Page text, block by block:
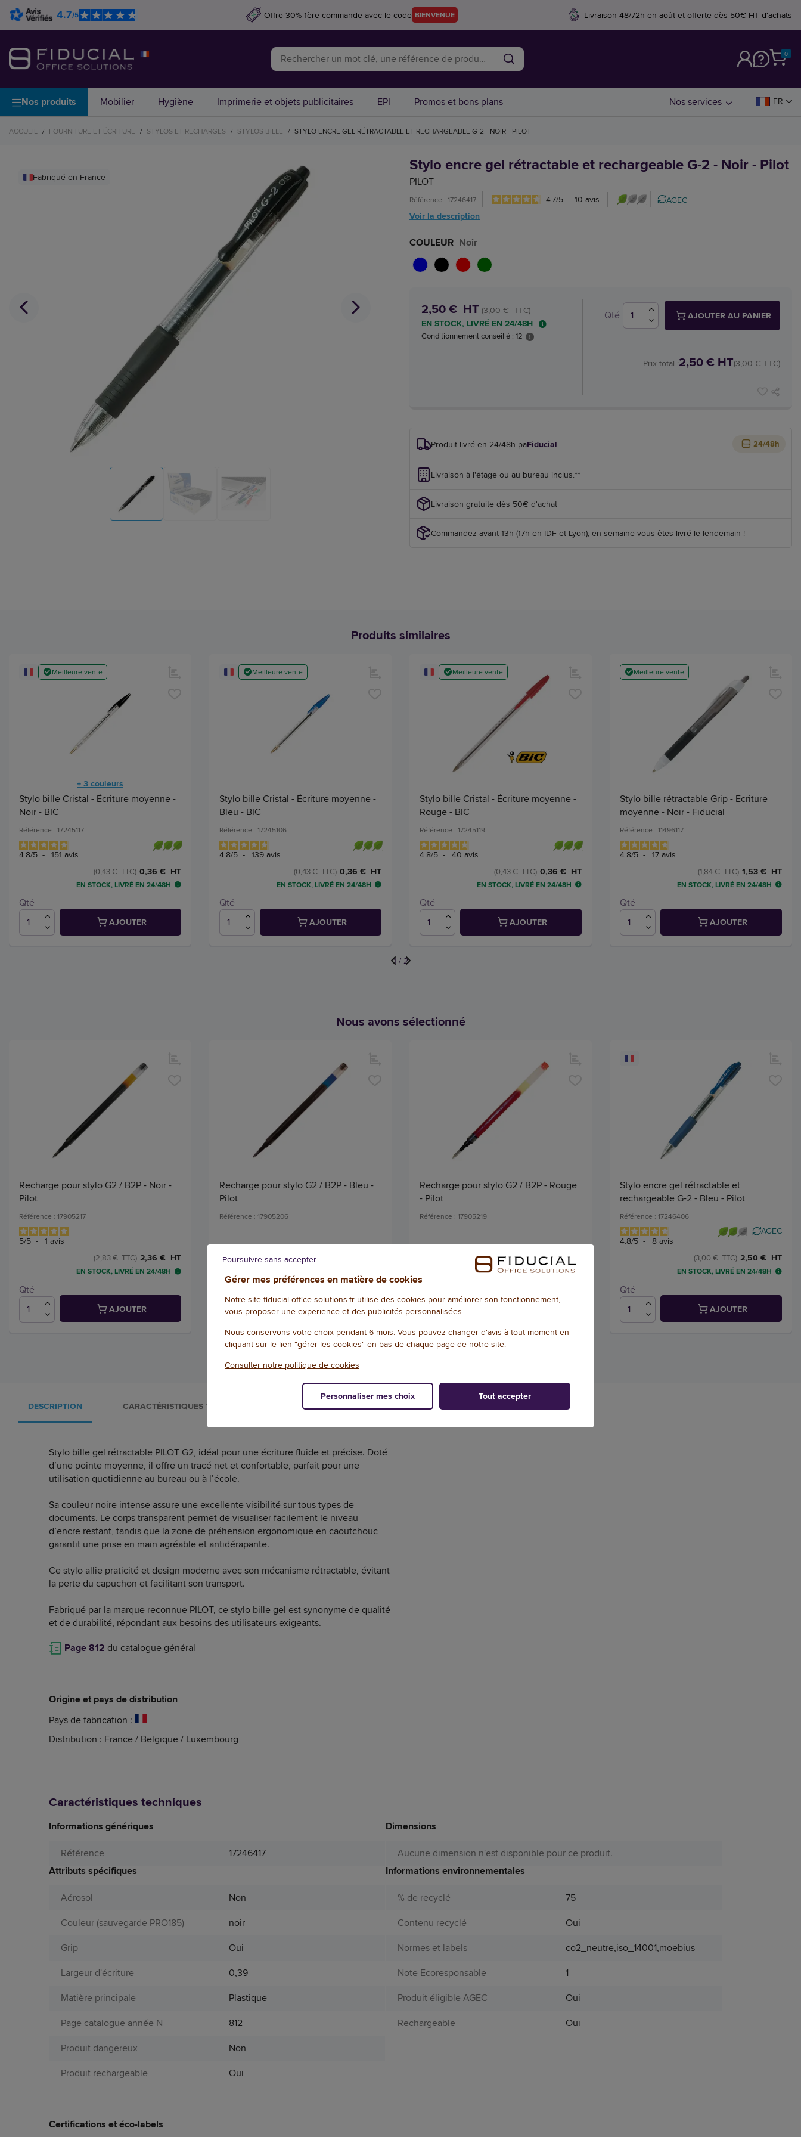
4.7/5 Offre 30% 1ère commande avec le code BIENVENUE Livraison 48/72h en août et offerte dès 50€ HT d'achats
0
Nos produits Mobilier Hygiène Imprimerie et objets publicitaires EPI Promos et bons plans Nos services FR
ACCUEIL / FOURNITURE ET ÉCRITURE / STYLOS ET RECHARGES / STYLOS BILLE / STYLO ENCRE GEL RÉTRACTABLE ET RECHARGEABLE G-2 - NOIR - PILOT
Fabriqué en France
Stylo encre gel rétractable et rechargeable G-2 - Noir - Pilot
PILOT
Référence : 17246417 4.7/5 - 10 avis
AGEC
Voir la description
COULEUR Noir
2,50 € HT (3,00 € TTC)
EN STOCK, LIVRÉ EN 24/48H
Conditionnement conseillé : 12
Qté AJOUTER AU PANIER
Prix total :2,50 € HT(3,00 € TTC)
Produit livré en 24/48h parFiducial 24/48h
Livraison à l'étage ou au bureau inclus.**
Livraison gratuite dès 50€ d'achat
Commandez avant 13h (17h en IDF et Lyon), en semaine vous êtes livré le lendemain !
Produits similaires
Meilleure vente
+ 3 couleurs
Stylo bille Cristal - Écriture moyenne -
Noir - BIC
Référence : 17245117
4.8/5 - 151 avis
0,36 € HT
(0,43 € TTC)
EN STOCK, LIVRÉ EN 24/48H
Qté
AJOUTER
Meilleure vente
Stylo bille Cristal - Écriture moyenne -
Bleu - BIC
Référence : 17245106
4.8/5 - 139 avis
0,36 € HT
(0,43 € TTC)
EN STOCK, LIVRÉ EN 24/48H
Qté
AJOUTER
Meilleure vente
Stylo bille Cristal - Écriture moyenne -
Rouge - BIC
Référence : 17245119
4.8/5 - 40 avis
0,36 € HT
(0,43 € TTC)
EN STOCK, LIVRÉ EN 24/48H
Qté
AJOUTER
Meilleure vente
Stylo bille rétractable Grip - Ecriture
moyenne - Noir - Fiducial
Référence : 11496117
4.8/5 - 17 avis
1,53 € HT
(1,84 € TTC)
EN STOCK, LIVRÉ EN 24/48H
Qté
AJOUTER
1 / 2
Nous avons sélectionné
Recharge pour stylo G2 / B2P - Noir -
Pilot
Référence : 17905217
5/5 - 1 avis
2,36 € HT
(2,83 € TTC)
EN STOCK, LIVRÉ EN 24/48H
Qté
AJOUTER
Recharge pour stylo G2 / B2P - Bleu -
Pilot
Référence : 17905206
(2,83 € TTC)
AJOUTER
Recharge pour stylo G2 / B2P - Rouge
- Pilot
Référence : 17905219
2,36 € HT
(2,83 € TTC)
EN STOCK, LIVRÉ EN 24/48H
Stylo encre gel rétractable et
rechargeable G-2 - Bleu - Pilot
Référence : 17246406
4.8/5 - 8 avis
AGEC
2,50 € HT
(3,00 € TTC)
EN STOCK, LIVRÉ EN 24/48H
Qté
AJOUTER
1/2
DESCRIPTION CARACTÉRISTIQUES TECHNIQUES DOCUMENTATION NOTES ET AVIS+
Stylo bille gel rétractable PILOT G2, idéal pour une écriture fluide et précise. Doté
d’une pointe moyenne, il offre un tracé net et confortable, parfait pour une
utilisation quotidienne au bureau ou à l’école.
Sa couleur noire intense assure une excellente visibilité sur tous types de
documents. Le corps transparent permet de visualiser facilement le niveau
d’encre restant, tandis que la zone de préhension ergonomique en caoutchouc
garantit une prise en main agréable et antidérapante.
Ce stylo allie praticité et design moderne avec son mécanisme rétractable, évitant
la perte du capuchon et facilitant son transport.
Fabriqué par la marque reconnue PILOT, ce stylo bille gel est synonyme de qualité
et de durabilité, répondant aux besoins des utilisateurs exigeants.
Page 812 du catalogue général
Origine et pays de distribution
Pays de fabrication :
Distribution : France / Belgique / Luxembourg
Caractéristiques techniques
Informations génériques
Référence
17246417
Dimensions
Aucune dimension n'est disponible pour ce produit.
Attributs spécifiques
Aérosol
Non
Couleur (sauvegarde PRO185)
noir
Grip
Oui
Largeur d'écriture
0,39
Matière principale
Plastique
Page catalogue année N
812
Produit dangereux
Non
Produit rechargeable
Oui
Informations environnementales
% de recyclé
75
Contenu recyclé
Oui
Normes et labels
co2_neutre,iso_14001,moebius
Note Ecoresponsable
1
Produit éligible AGEC
Oui
Rechargeable
Oui
Certifications et éco-labels
Gérer mes préférences en matière de cookies
Notre site fiducial-office-solutions.fr utilise des cookies pour améliorer son fonctionnement,
vous proposer une experience et des publicités personnalisées.
Nous conservons votre choix pendant 6 mois. Vous pouvez changer d'avis à tout moment en
cliquant sur le lien "gérer les cookies" en bas de chaque page de notre site.
Consulter notre politique de cookies
Poursuivre sans accepter
Personnaliser mes choix Tout accepter